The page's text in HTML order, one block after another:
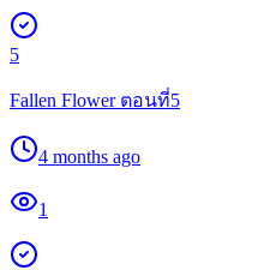
5
Fallen Flower ตอนที่5
4 months ago
1